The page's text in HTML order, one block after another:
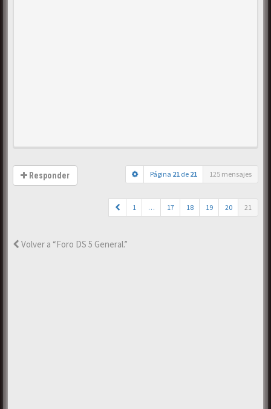
Responder Página 21 de 21 125 mensajes
1 … 17 18 19 20 21
Volver a “Foro DS 5 General.”